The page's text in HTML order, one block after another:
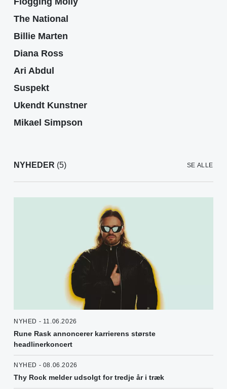
The National
Billie Marten
Diana Ross
Ari Abdul
Suspekt
Ukendt Kunstner
Mikael Simpson
NYHEDER (5) SE ALLE
NYHED - 11.06.2026
Rune Rask annoncerer karrierens største
headlinerkoncert
NYHED - 08.06.2026
Thy Rock melder udsolgt for tredje år i træk